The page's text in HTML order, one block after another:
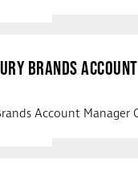
BRANDS ACCOUNT